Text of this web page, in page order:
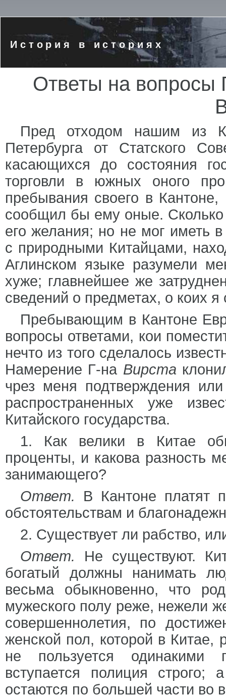
История в историях
Ответы на вопросы
Пред отходом нашим из
Петербурга от Статского
касающихся до состояния
торговли в южных оного
пребывания своего в
сообщил бы ему оные. Сколько
его желания; но не мог иметь
с природными Китайцами,
Аглинском языке разумели
хуже; главнейшее же
сведений о предметах, о коих я
Пребывающим в Кантоне
вопросы ответами, кои
нечто из того сделалось
Намерение Г-на Вирста
чрез меня подтверждения
распространенных уже
Китайского государства.
1. Как велики в Китае
проценты, и какова разность
занимающего?
Ответ. В Кантоне платят
обстоятельствам и
2. Существует ли рабство,
Ответ. Не существуют.
богатый должны нанимать
весьма обыкновенно, что
мужеского полу реже, нежели
совершеннолетия, по
женской пол, которой в Китае,
не пользуется
вступается полиция
остаются по большей части во